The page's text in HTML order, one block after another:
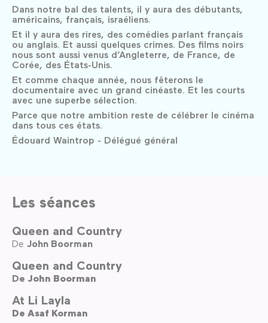
Dans notre bal des talents, il y aura des débutants,
américains, français, israéliens.
Et il y aura des rires, des comédies parlant français
ou anglais. Et aussi quelques crimes. Des films noirs
nous sont aussi venus d’Angleterre, de France, de
Corée, des États-Unis.
Et comme chaque année, nous fêterons le
documentaire avec un grand cinéaste. Et les courts
avec une superbe sélection.
Parce que notre ambition reste de célébrer le cinéma
dans tous ces états.
Édouard Waintrop - Délégué général
Les séances
Queen and Country
De John Boorman
Queen and Country
De John Boorman
At Li Layla
De Asaf Korman